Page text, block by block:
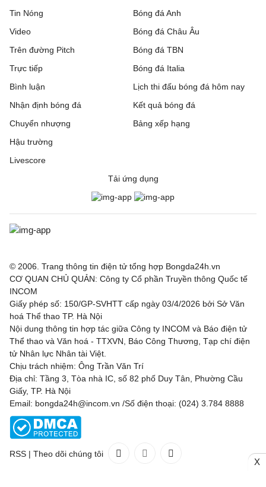
Tin Nóng
Video
Trên đường Pitch
Trực tiếp
Bóng đá Anh
Bóng đá Châu Âu
Bóng đá TBN
Bóng đá Italia
Bình luận
Nhận định bóng đá
Chuyển nhượng
Hậu trường
Livescore
Lịch thi đấu bóng đá hôm nay
Kết quả bóng đá
Bảng xếp hạng
Tải ứng dụng
© 2006. Trang thông tin điện tử tổng hợp Bongda24h.vn
CƠ QUAN CHỦ QUẢN: Công ty Cổ phần Truyền thông Quốc tế
INCOM
Giấy phép số: 150/GP-SVHTT cấp ngày 03/4/2026 bởi Sở Văn
hoá Thể thao TP. Hà Nội
Nội dung thông tin hợp tác giữa Công ty INCOM và Báo điện tử
Thể thao và Văn hoá - TTXVN, Báo Công Thương, Tạp chí điện
tử Nhân lực Nhân tài Việt.
Chịu trách nhiệm: Ông Trần Văn Trí
Địa chỉ: Tầng 3, Tòa nhà IC, số 82 phố Duy Tân, Phường Cầu
Giấy, TP. Hà Nội
Email: bongda24h@incom.vn /Số điện thoại: (024) 3.784 8888
RSS | Theo dõi chúng tôi
X